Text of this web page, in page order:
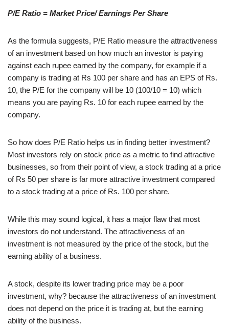
P/E Ratio = Market Price/ Earnings Per Share
As the formula suggests, P/E Ratio measure the attractiveness
of an investment based on how much an investor is paying
against each rupee earned by the company, for example if a
company is trading at Rs 100 per share and has an EPS of Rs.
10, the P/E for the company will be 10 (100/10 = 10) which
means you are paying Rs. 10 for each rupee earned by the
company.
So how does P/E Ratio helps us in finding better investment?
Most investors rely on stock price as a metric to find attractive
businesses, so from their point of view, a stock trading at a price
of Rs 50 per share is far more attractive investment compared
to a stock trading at a price of Rs. 100 per share.
While this may sound logical, it has a major flaw that most
investors do not understand. The attractiveness of an
investment is not measured by the price of the stock, but the
earning ability of a business.
A stock, despite its lower trading price may be a poor
investment, why? because the attractiveness of an investment
does not depend on the price it is trading at, but the earning
ability of the business.